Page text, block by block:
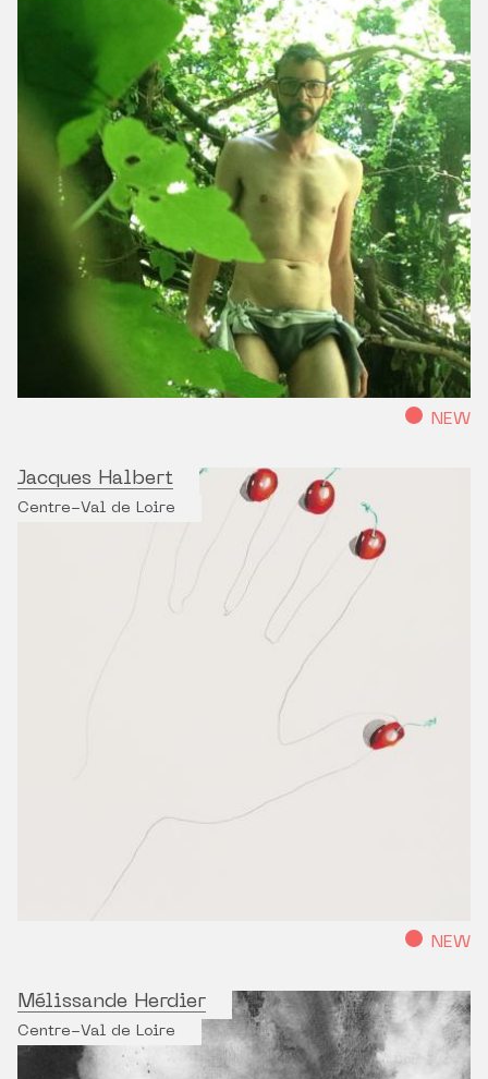
NEW
Jacques Halbert
Centre-Val de Loire
NEW
Mélissande Herdier
Centre-Val de Loire